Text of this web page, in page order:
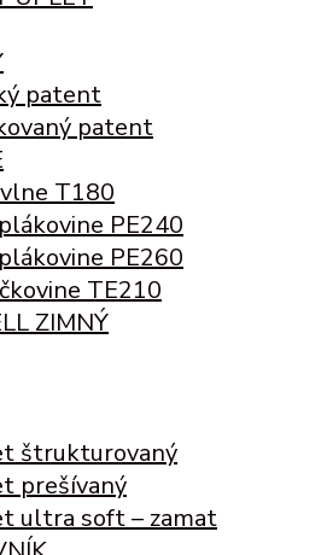
patent
patent
T180
PE240
PE260
TE210
ZIMNÝ
štrukturovaný
prešívaný
ultra soft – zamat